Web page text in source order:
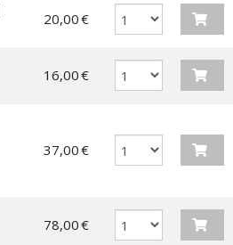
20,00 €
16,00 €
37,00 €
78,00 €